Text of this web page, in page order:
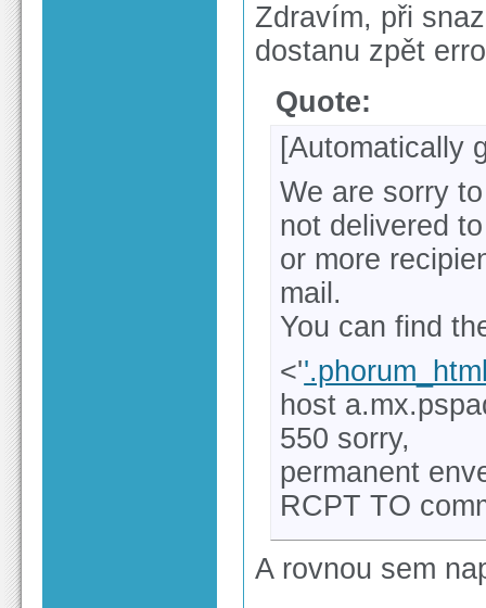
Zdravím, při
dostanu zpět
Quote:
[Automatically
We are sorry
not delivered
or more
mail.
You can find
<'
host
550 sorry,
permanent
RCPT TO
A rovnou sem